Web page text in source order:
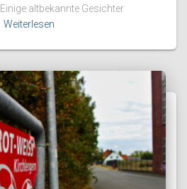
altbekannte Gesichter
Weiterlesen